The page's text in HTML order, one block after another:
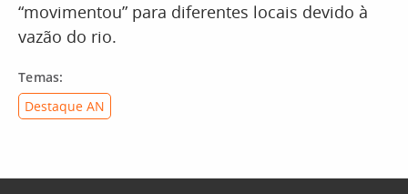
“movimentou” para diferentes locais devido à
vazão do rio.
Temas:
Destaque AN